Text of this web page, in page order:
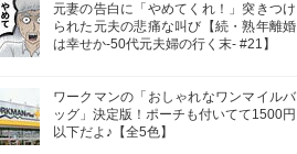
元妻の告白に「やめてくれ！」突きつけ
られた元夫の悲痛な叫び【続・熟年離婚
は幸せか-50代元夫婦の行く末- #21】
ワークマンの「おしゃれなワンマイルバ
ッグ」決定版！ポーチも付いてて1500円
以下だよ♪【全5色】